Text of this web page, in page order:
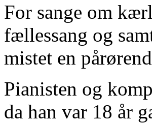
For sange om
fællessang og
mistet en
Pianisten og
da han var 18 år